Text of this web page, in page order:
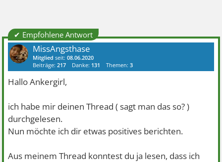
✔ Empfohlene Antwort
MissAngsthase
Mitglied seit:08.06.2020
Beiträge:217 Danke: 131 Themen:3
Hallo Ankergirl,
ich habe mir deinen Thread ( sagt man das so? )
durchgelesen.
Nun möchte ich dir etwas positives berichten.
Aus meinem Thread konntest du ja lesen, dass ich